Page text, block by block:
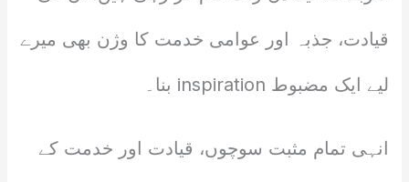
قیادت، جذبہ اور عوامی خدمت کا وژن بھی میرے
لیے ایک مضبوط inspiration بنا۔
انہی تمام مثبت سوچوں، قیادت اور خدمت کے